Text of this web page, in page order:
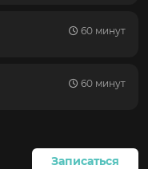
60 минут
60 минут
Записаться